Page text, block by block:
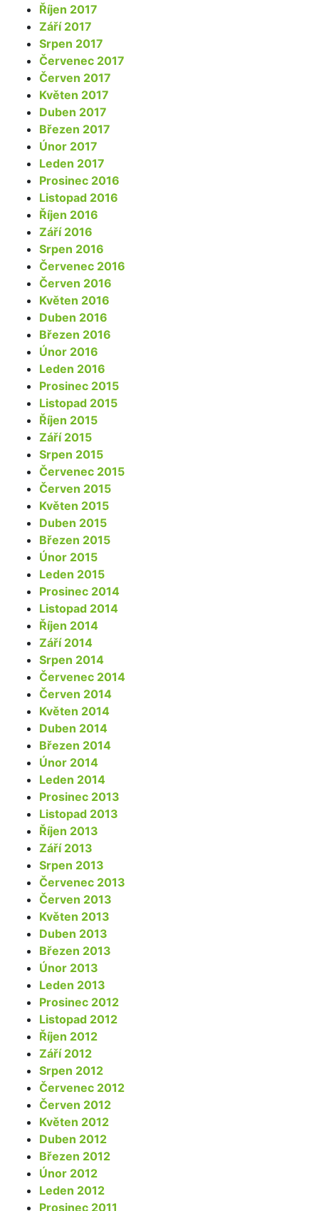
Říjen 2017
Září 2017
Srpen 2017
Červenec 2017
Červen 2017
Květen 2017
Duben 2017
Březen 2017
Únor 2017
Leden 2017
Prosinec 2016
Listopad 2016
Říjen 2016
Září 2016
Srpen 2016
Červenec 2016
Červen 2016
Květen 2016
Duben 2016
Březen 2016
Únor 2016
Leden 2016
Prosinec 2015
Listopad 2015
Říjen 2015
Září 2015
Srpen 2015
Červenec 2015
Červen 2015
Květen 2015
Duben 2015
Březen 2015
Únor 2015
Leden 2015
Prosinec 2014
Listopad 2014
Říjen 2014
Září 2014
Srpen 2014
Červenec 2014
Červen 2014
Květen 2014
Duben 2014
Březen 2014
Únor 2014
Leden 2014
Prosinec 2013
Listopad 2013
Říjen 2013
Září 2013
Srpen 2013
Červenec 2013
Červen 2013
Květen 2013
Duben 2013
Březen 2013
Únor 2013
Leden 2013
Prosinec 2012
Listopad 2012
Říjen 2012
Září 2012
Srpen 2012
Červenec 2012
Červen 2012
Květen 2012
Duben 2012
Březen 2012
Únor 2012
Leden 2012
Prosinec 2011